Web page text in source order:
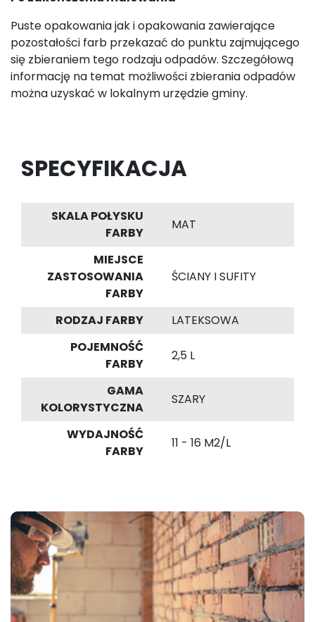
Puste opakowania jak i opakowania zawierające
pozostałości farb przekazać do punktu zajmującego
się zbieraniem tego rodzaju odpadów. Szczegółową
informację na temat możliwości zbierania odpadów
można uzyskać w lokalnym urzędzie gminy.
SPECYFIKACJA
SKALA POŁYSKU
FARBY
MAT
MIEJSCE
ZASTOSOWANIA
FARBY
ŚCIANY I SUFITY
RODZAJ FARBY
LATEKSOWA
POJEMNOŚĆ
FARBY
2,5 L
GAMA
KOLORYSTYCZNA
SZARY
WYDAJNOŚĆ
FARBY
11 - 16 M2/L